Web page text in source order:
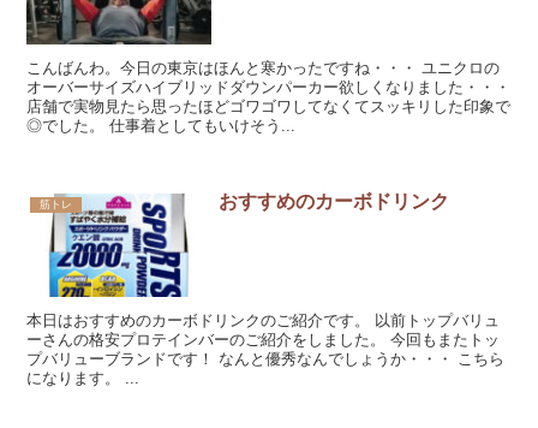
こんばんわ。今日の東京はほんと寒かったですね・・・ ユニクロの
オーバーサイズハイブリッドダウンパーカー欲しくなりました・・・
店舗で実物見たら思ったほどゴワゴワしてなくてスッキリした印象で
◎でした。 仕事着としてもいけそう...
筋トレ おすすめのカーボドリンク
本日はおすすめのカーボドリンクのご紹介です。 以前トップバリュ
ーさんの格安プロテインバーのご紹介をしました。 今回もまたトッ
プバリューブランドです！ なんと優秀なんでしょうか・・・ こちら
になります。 ...